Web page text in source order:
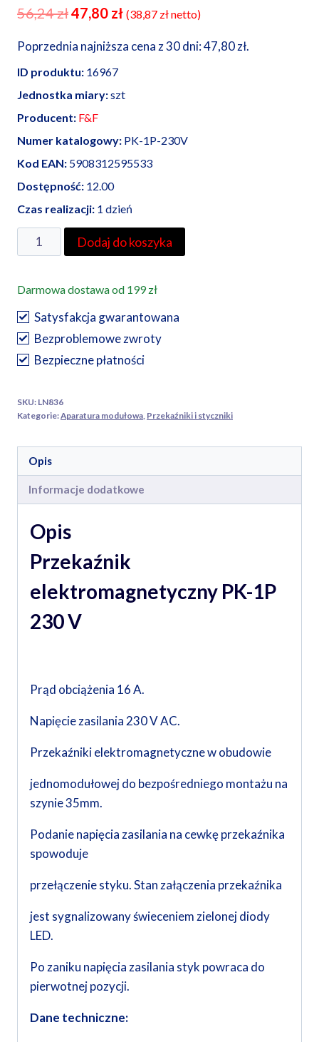
56,24zł47,80 zł (38,87 złnetto)
Poprzednia najniższa cena z 30 dni:47,80zł.
ID produktu: 16967
Jednostka miary:szt
Producent: F&F
Numer katalogowy: PK-1P-230V
Kod EAN: 5908312595533
Dostępność: 12.00
Czas realizacji: 1 dzień
Dodaj do koszyka
Darmowa dostawa od 199 zł
Satysfakcja gwarantowana
Bezproblemowe zwroty
Bezpieczne płatności
SKU: LN836
Kategorie:Aparatura modułowa Przekaźniki i styczniki
Opis
Informacje dodatkowe
Opis
Przekaźnik
elektromagnetyczny PK-1P
230 V
Prąd obciążenia 16 A.
Napięcie zasilania 230 V AC.
Przekaźniki elektromagnetyczne w obudowie
jednomodułowej do bezpośredniego montażu na
szynie 35mm.
Podanie napięcia zasilania na cewkę przekaźnika
spowoduje
przełączenie styku. Stan załączenia przekaźnika
jest sygnalizowany świeceniem zielonej diody
LED.
Po zaniku napięcia zasilania styk powraca do
pierwotnej pozycji.
Dane techniczne: